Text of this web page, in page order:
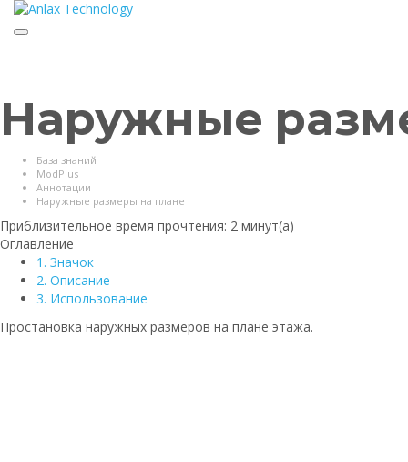
Toggle
Наружные
База знаний
ModPlus
Аннотации
Наружные размеры на плане
Приблизительное время прочтения: 2 минут(а)
Оглавление
1. Значок
2. Описание
3. Использование
Простановка наружных размеров на плане этажа.